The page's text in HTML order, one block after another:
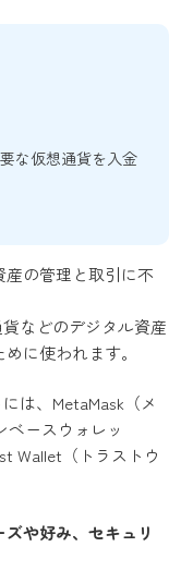
な仮想通貨を入金
の管理と取引に不
などのデジタル資産
に使われます。
は、MetaMask（メ
ベースウォレッ
Wallet（トラストウ
や好み、セキュリ